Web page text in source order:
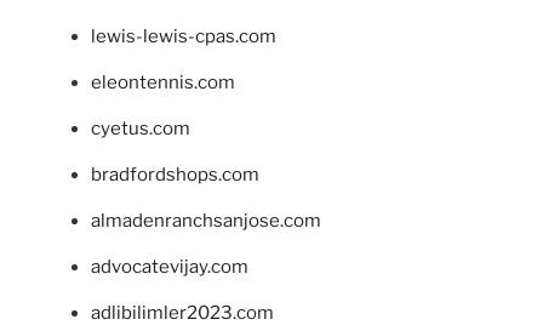
lewis-lewis-cpas.com
eleontennis.com
cyetus.com
bradfordshops.com
almadenranchsanjose.com
advocatevijay.com
adlibilimler2023.com